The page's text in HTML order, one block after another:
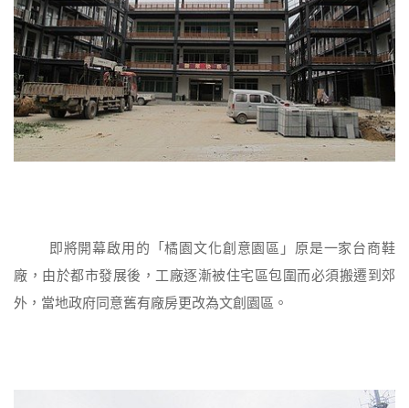
即將開幕啟用的「橘園文化創意園區」原是一家台商鞋
廠，由於都市發展後，工廠逐漸被住宅區包圍而必須搬遷到郊
外，當地政府同意舊有廠房更改為文創園區。